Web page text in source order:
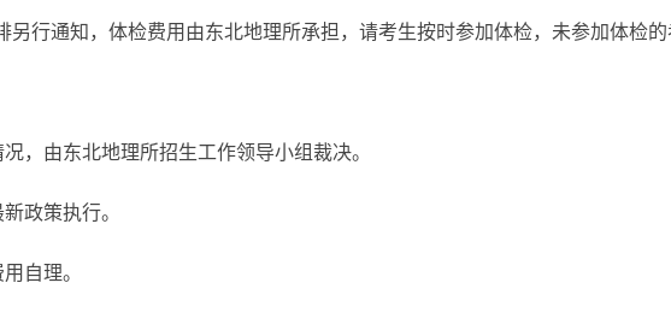
通知，体检费用由东北地理所承担，请考生按时参加体检，未参加体检的
由东北地理所招生工作领导小组裁决。
政策执行。
自理。